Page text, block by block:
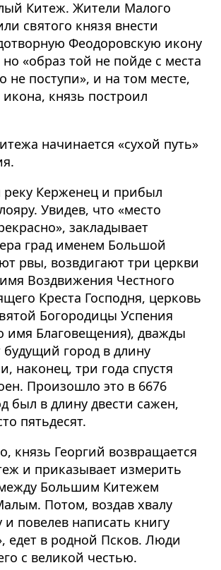
Китеж. Жители Малого
святого князя внести
Феодоровскую икону
«образ той не пойде с места
не поступи», и на том месте,
икона, князь построил
начинается «сухой путь»
реку Керженец и прибыл
Увидев, что «место
закладывает
град именем Большой
рвы, возвдигают три церкви
Воздвижения Честного
Креста Господня, церковь
Богородицы Успения
имя Благовещения), дважды
город в длину
наконец, три года спустя
Произошло это в 6676
был в длину двести сажен,
пятьдесят.
князь Георгий возвращается
и приказывает измерить
Большим Китежем
Потом, воздав хвалу
повелев написать книгу
едет в родной Псков. Люди
с великой честью.